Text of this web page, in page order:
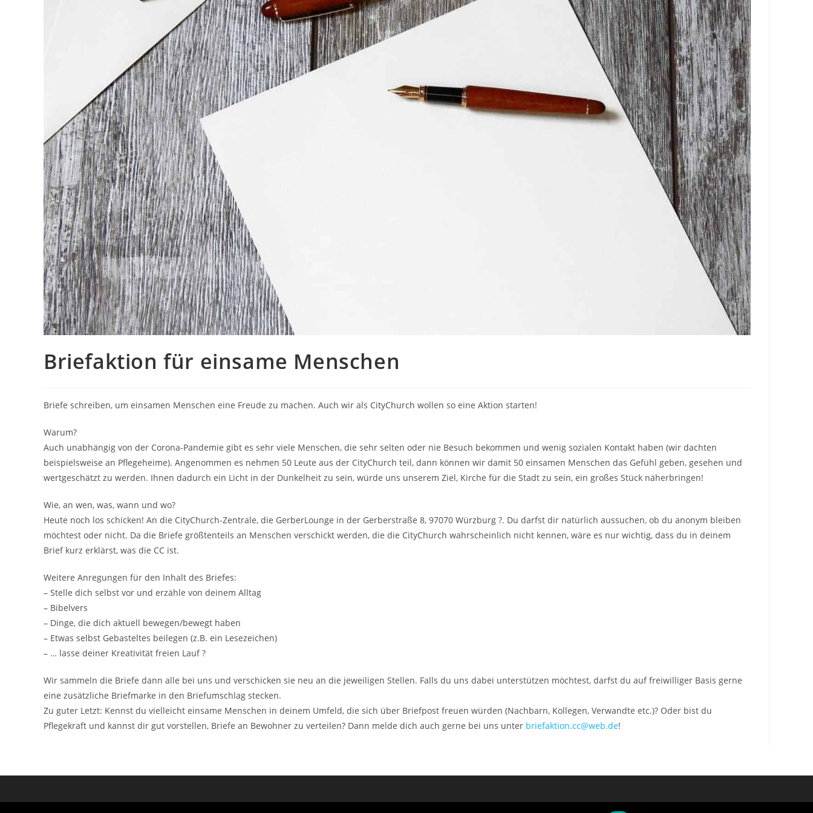
Briefaktion für einsame Menschen
Briefe schreiben, um einsamen Menschen eine Freude zu machen. Auch wir als CityChurch wollen so eine Aktion starten!
Warum?
Auch unabhängig von der Corona-Pandemie gibt es sehr viele Menschen, die sehr selten oder nie Besuch bekommen und wenig sozialen Kontakt haben (wir dachten
beispielsweise an Pflegeheime). Angenommen es nehmen 50 Leute aus der CityChurch teil, dann können wir damit 50 einsamen Menschen das Gefühl geben, gesehen und
wertgeschätzt zu werden. Ihnen dadurch ein Licht in der Dunkelheit zu sein, würde uns unserem Ziel, Kirche für die Stadt zu sein, ein großes Stück näherbringen!
Wie, an wen, was, wann und wo?
Heute noch los schicken! An die CityChurch-Zentrale, die GerberLounge in der Gerberstraße 8, 97070 Würzburg ?. Du darfst dir natürlich aussuchen, ob du anonym bleiben
möchtest oder nicht. Da die Briefe größtenteils an Menschen verschickt werden, die die CityChurch wahrscheinlich nicht kennen, wäre es nur wichtig, dass du in deinem
Brief kurz erklärst, was die CC ist.
Weitere Anregungen für den Inhalt des Briefes:
– Stelle dich selbst vor und erzähle von deinem Alltag
– Bibelvers
– Dinge, die dich aktuell bewegen/bewegt haben
– Etwas selbst Gebasteltes beilegen (z.B. ein Lesezeichen)
– … lasse deiner Kreativität freien Lauf ?
Wir sammeln die Briefe dann alle bei uns und verschicken sie neu an die jeweiligen Stellen. Falls du uns dabei unterstützen möchtest, darfst du auf freiwilliger Basis gerne
eine zusätzliche Briefmarke in den Briefumschlag stecken.
Zu guter Letzt: Kennst du vielleicht einsame Menschen in deinem Umfeld, die sich über Briefpost freuen würden (Nachbarn, Kollegen, Verwandte etc.)? Oder bist du
Pflegekraft und kannst dir gut vorstellen, Briefe an Bewohner zu verteilen? Dann melde dich auch gerne bei uns unter briefaktion.cc@web.de!